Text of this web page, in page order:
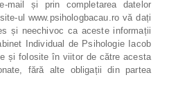
mail și prin completarea datelor
ul www.psihologbacau.ro vă dați
și neechivoc ca aceste informații
Individual de Psihologie Iacob
și folosite în viitor de către acesta
fără alte obligații din partea